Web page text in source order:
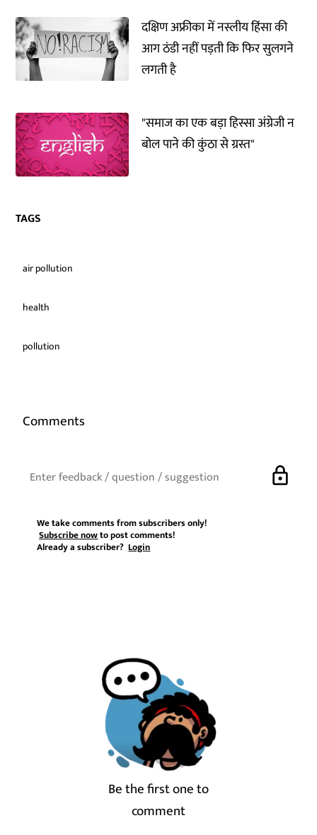
दक्षिण अफ्रीका में नस्लीय हिंसा की
आग ठंडी नहीं पड़ती कि फिर सुलगने
लगती है
"समाज का एक बड़ा हिस्सा अंग्रेजी न
बोल पाने की कुंठा से ग्रस्त"
TAGS
air pollution
health
pollution
Comments
lock
We take comments from subscribers only!
Subscribe nowto post comments!
Already a subscriber?Login
Be the first one to
comment